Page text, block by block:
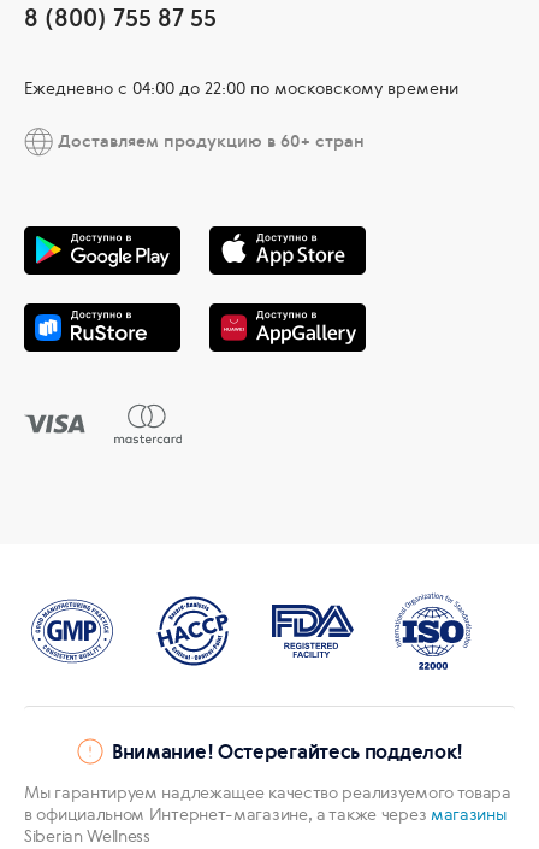
8 (800) 755 87 55
Ежедневно c 04:00 до 22:00 по московскому времени
Доставляем продукцию в 60+ стран
Внимание! Остерегайтесь подделок!
Мы гарантируем надлежащее качество реализуемого товара
в официальном Интернет-магазине, а также через магазины
Siberian Wellness